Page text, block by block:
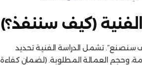
سنصنع”. تشمل الدراسة الفنية تحديد
وحجم العمالة المطلوبة. (لضمان كفاءة